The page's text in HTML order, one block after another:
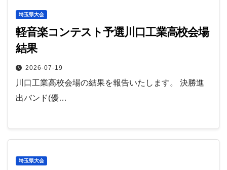
埼玉県大会
軽音楽コンテスト予選川口工業高校会場
結果
2026-07-19
川口工業高校会場の結果を報告いたします。 決勝進
出バンド(優…
埼玉県大会